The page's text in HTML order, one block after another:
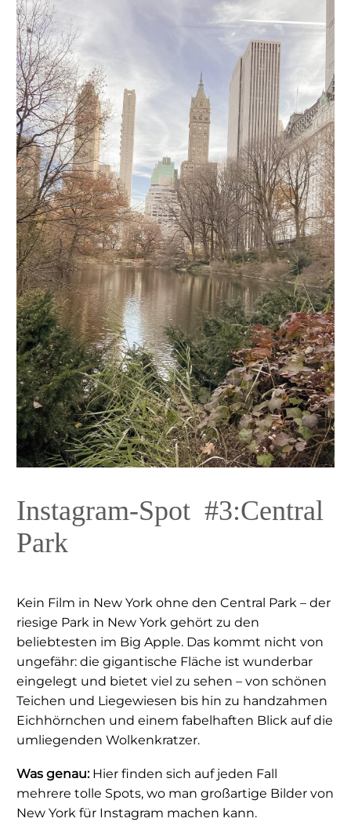
Instagram-Spot #3:Central
Park
Kein Film in New York ohne den Central Park – der
riesige Park in New York gehört zu den
beliebtesten im Big Apple. Das kommt nicht von
ungefähr: die gigantische Fläche ist wunderbar
eingelegt und bietet viel zu sehen – von schönen
Teichen und Liegewiesen bis hin zu handzahmen
Eichhörnchen und einem fabelhaften Blick auf die
umliegenden Wolkenkratzer.
Was genau:Hier finden sich auf jeden Fall
mehrere tolle Spots, wo man großartige Bilder von
New York für Instagram machen kann.